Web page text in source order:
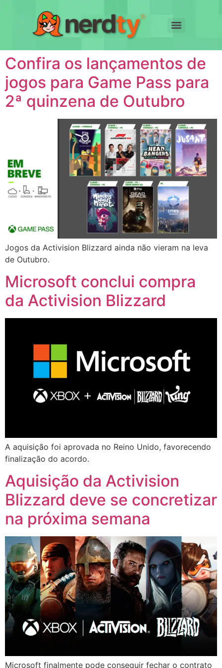
Confira os lançamentos de
jogos para Game Pass para
2ª quinzena de Outubro
Jogos da Activision Blizzard ainda não vieram na leva
de Outubro.​
Microsoft conclui compra
da Activision Blizzard
A aquisição foi aprovada no Reino Unido, favorecendo
finalização do acordo.​
Aquisição da Activision
Blizzard deve se concretizar
na próxima semana
Microsoft finalmente pode conseguir fechar o contrato